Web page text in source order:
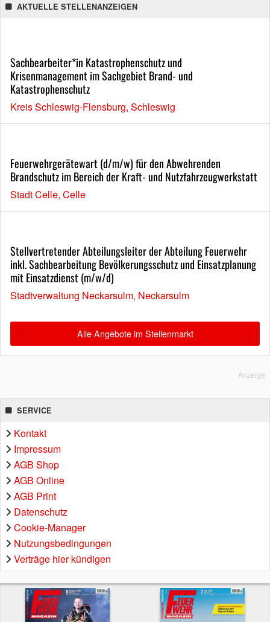
AKTUELLE STELLENANZEIGEN
Sachbearbeiter*in Katastrophenschutz und
Krisenmanagement im Sachgebiet Brand- und
Katastrophenschutz
Kreis Schleswig-Flensburg, Schleswig
Feuerwehrgerätewart (d/m/w) für den Abwehrenden
Brandschutz im Bereich der Kraft- und Nutzfahrzeugwerkstatt
Stadt Celle, Celle
Stellvertretender Abteilungsleiter der Abteilung Feuerwehr
inkl. Sachbearbeitung Bevölkerungsschutz und Einsatzplanung
mit Einsatzdienst (m/w/d)
Stadtverwaltung Neckarsulm, Neckarsulm
Alle Angebote im Stellenmarkt
Anzeige
SERVICE
Kontakt
Impressum
AGB Shop
AGB Online
AGB Print
Datenschutz
Cookie-Manager
Nutzungsbedingungen
Verträge hier kündigen